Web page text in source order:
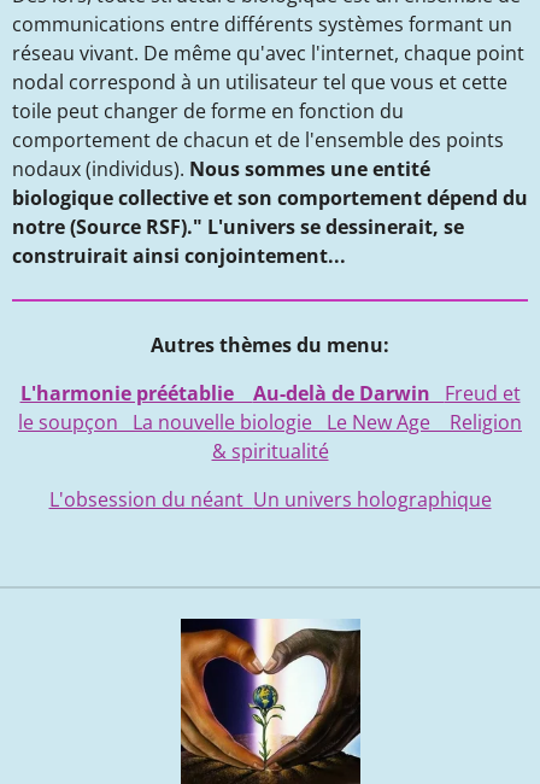
communications entre différents systèmes formant un
réseau vivant. De même qu'avec l'internet, chaque point
nodal correspond à un utilisateur tel que vous et cette
toile peut changer de forme en fonction du
comportement de chacun et de l'ensemble des points
nodaux (individus). Nous sommes une entité
biologique collective et son comportement dépend du
notre(Source RSF)." L'univers se dessinerait, se
construirait ainsi conjointement...
Autres thèmes du menu:
L'harmonie préétablie Au-delà de Darwin Freud et
le soupçon La nouvelle biologie Le New Age Religion
& spiritualité
L'obsession du néant Un univers holographique